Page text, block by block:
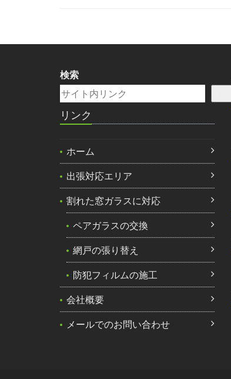
検索
リンク
ホーム
出張対応エリア
割れた窓ガラスに対応
ペアガラスの交換
網戸の張り替え
防犯フィルムの施工
会社概要
メールでのお問い合わせ